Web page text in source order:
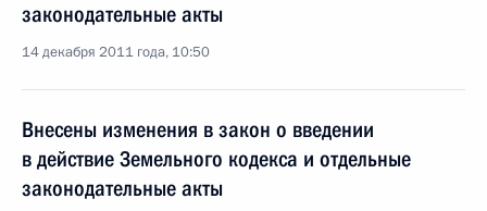
законодательные акты
14 декабря 2011 года, 10:50
Внесены изменения в закон о введении
в действие Земельного кодекса и отдельные
законодательные акты